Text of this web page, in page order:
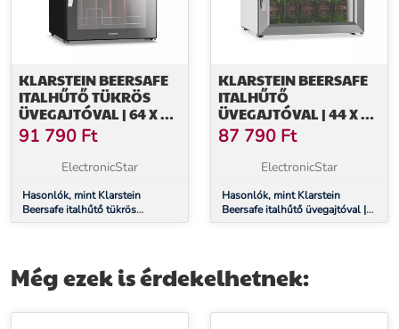
KLARSTEIN BEERSAFE
ITALHŰTŐ TÜKRÖS
ÜVEGAJTÓVAL | 64 X 48
CM | LED-ES BELSŐ
VILÁGÍTÁS
91 790 Ft
ElectronicStar
Hasonlók, mint Klarstein
Beersafe italhűtő tükrös
üvegajtóval | 64 x 48 cm | LED-
KLARSTEIN BEERSAFE
ITALHŰTŐ
ÜVEGAJTÓVAL | 44 X 48
CM | LED-ES BELSŐ
VILÁGÍTÁS | EZÜST-
FEHÉR
87 790 Ft
ElectronicStar
Hasonlók, mint Klarstein
Beersafe italhűtő üvegajtóval |
44 x 48 cm | LED-es belső
Még ezek is érdekelhetnek: